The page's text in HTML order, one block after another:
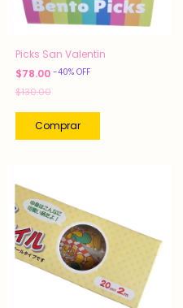
Picks San Valentin
$78.00 -40% OFF
$130.00